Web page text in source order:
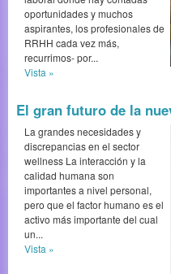
oportunidades y muchos
aspirantes, los profesionales de
RRHH cada vez más,
recurrimos- por...
Vista »
El gran futuro de la
La grandes necesidades y
discrepancias en el sector
wellness La interacción y la
calidad humana son
importantes a nivel personal,
pero que el factor humano es el
activo más importante del cual
un...
Vista »